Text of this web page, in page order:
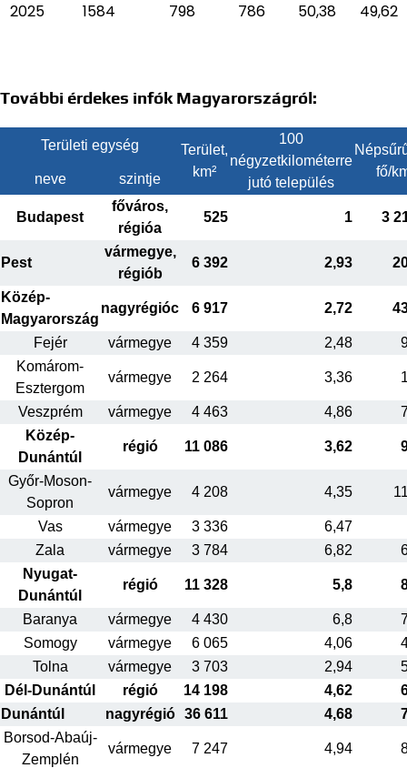
2025
1584 798 786 50,38 49,62
További érdekes infók Magyarországról:
Területi egység
Terület,
km²
100
négyzetkilométerre
jutó település
fő/
neve szintje
Budapest
főváros,
régióa
525 1 3
Pest
vármegye,
régiób
6 392 2,93
Közép-
Magyarország
nagyrégióc 6 917 2,72
Fejér vármegye 4 359 2,48
Komárom-
Esztergom
vármegye 2 264 3,36
Veszprém vármegye 4 463 4,86
Közép-
Dunántúl
régió 11 086 3,62
Győr-Moson-
Sopron
vármegye 4 208 4,35
Vas vármegye 3 336
6,47
Zala
vármegye 3 784 6,82
Nyugat-
Dunántúl
régió 11 328 5,8
Baranya vármegye 4 430 6,8
Somogy
vármegye 6 065 4,06
Tolna
vármegye 3 703 2,94
Dél-Dunántúl
régió 14 198 4,62
Dunántúl
nagyrégió 36 611 4,68
Borsod-Abaúj-
Zemplén
vármegye 7 247 4,94